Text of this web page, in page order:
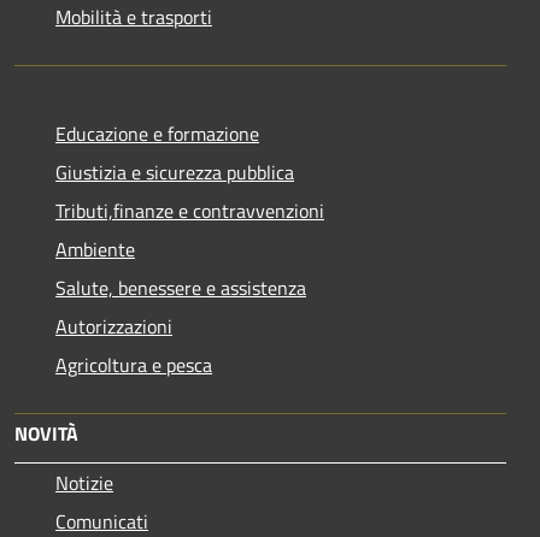
Mobilità e trasporti
Educazione e formazione
Giustizia e sicurezza pubblica
Tributi,finanze e contravvenzioni
Ambiente
Salute, benessere e assistenza
Autorizzazioni
Agricoltura e pesca
NOVITÀ
Notizie
Comunicati